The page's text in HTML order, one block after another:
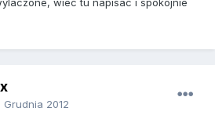
wiec tu napisac i spokojnie
Grudnia 2012